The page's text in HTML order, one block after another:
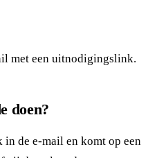
met een uitnodigingslink.
doen?
de e-mail en komt op een